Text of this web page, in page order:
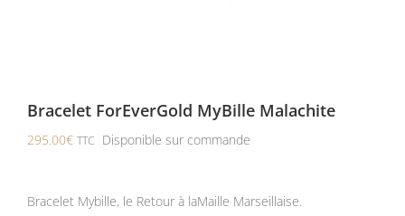
Bracelet ForEverGold MyBille Malachite
295.00€ TTC Disponible sur commande
Bracelet Mybille, le Retour à laMaille Marseillaise.